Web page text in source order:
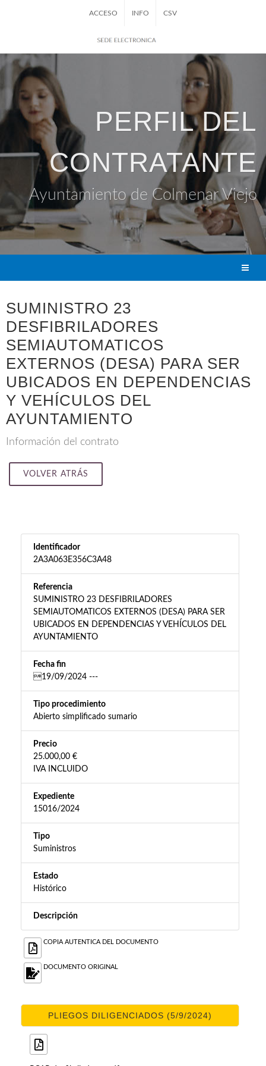
ACCESO INFO CSV
PERFIL DEL
CONTRATANTE
Ayuntamiento de Colmenar Viejo
SUMINISTRO 23
DESFIBRILADORES
SEMIAUTOMATICOS
EXTERNOS (DESA) PARA SER
UBICADOS EN DEPENDENCIAS
Y VEHÍCULOS DEL
AYUNTAMIENTO
Información del contrato
VOLVER ATRÁS
Identificador
2A3A063E356C3A48
Referencia
SUMINISTRO 23 DESFIBRILADORES
SEMIAUTOMATICOS EXTERNOS (DESA) PARA SER
UBICADOS EN DEPENDENCIAS Y VEHÍCULOS DEL
AYUNTAMIENTO
Fecha fin
19/09/2024 ---
Tipo procedimiento
Abierto simplificado sumario
Precio
25.000,00 €
IVA INCLUIDO
Expediente
15016/2024
Tipo
Suministros
Estado
Histórico
Descripción
COPIA AUTENTICA DEL DOCUMENTO
DOCUMENTO ORIGINAL
PLIEGOS DILIGENCIADOS (5/9/2024)